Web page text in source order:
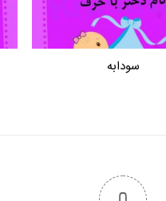
سودابه